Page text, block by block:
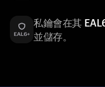
私鑰會在其
並儲存。